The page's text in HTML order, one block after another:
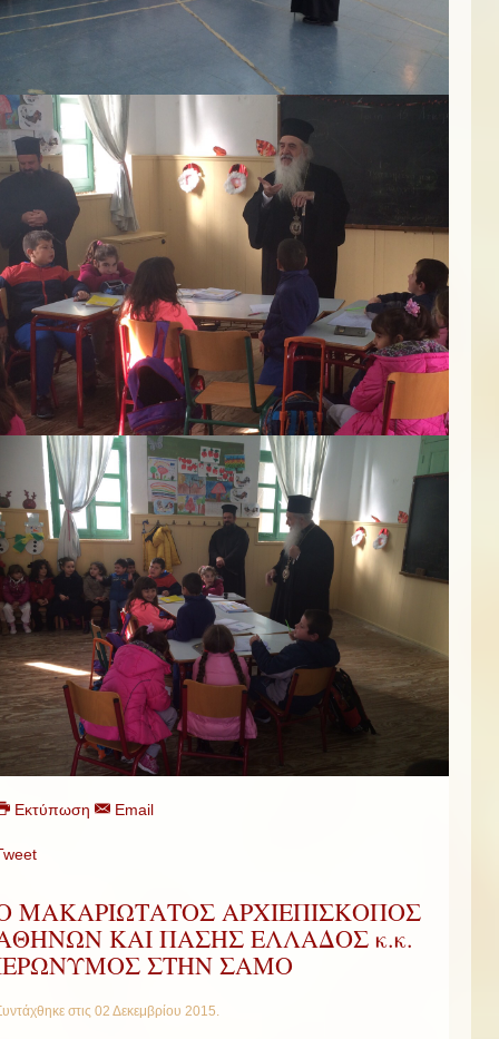
Εκτύπωση Email
ΜΑΚΑΡΙΩΤΑΤΟΣ ΑΡΧΙΕΠΙΣΚΟΠΟΣ
ΚΑΙ ΠΑΣΗΣ ΕΛΛΑΔΟΣ κ.κ.
ΣΤΗΝ ΣΑΜΟ
στις 02 Δεκεμβρίου 2015.